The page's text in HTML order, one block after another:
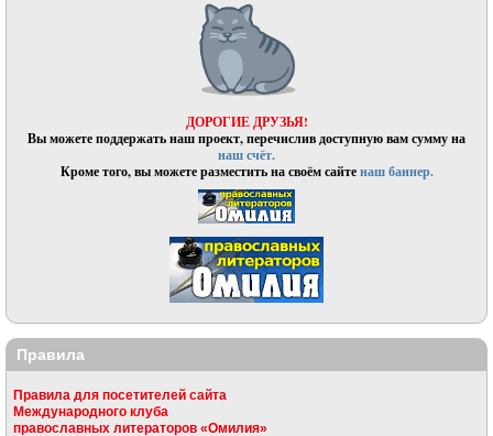
ДОРОГИЕ ДРУЗЬЯ!
Вы можете поддержать наш проект, перечислив доступную вам сумму на
наш счёт.
Кроме того, вы можете разместить на своём сайтенаш баннер.
Правила
Правила для посетителей сайта
Международного клуба
православных литераторов «Омилия»